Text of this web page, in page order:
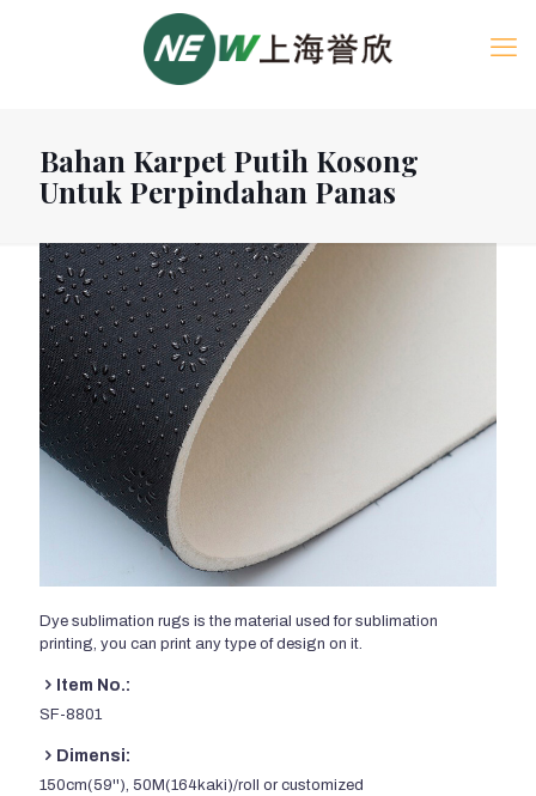
Bahan Karpet Putih Kosong
Untuk Perpindahan Panas
Dye sublimation rugs is the material used for sublimation
printing, you can print any type of design on it.
Item No.:
SF-8801
Dimensi:
150cm(59''), 50M(164kaki)/roll or customized